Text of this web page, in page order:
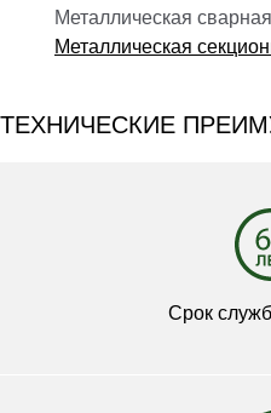
Металлическая
Металлическая
ТЕХНИЧЕСКИЕ
Срок